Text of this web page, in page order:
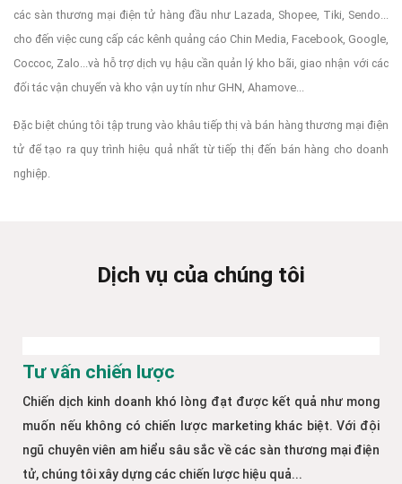
các sàn thương mại điện tử hàng đầu như Lazada, Shopee, Tiki, Sendo...
cho đến việc cung cấp các kênh quảng cáo Chin Media, Facebook, Google,
Coccoc, Zalo...và hỗ trợ dịch vụ hậu cần quản lý kho bãi, giao nhận với các
đối tác vận chuyển và kho vận uy tín như GHN, Ahamove...
Đặc biệt chúng tôi tập trung vào khâu tiếp thị và bán hàng thương mại điện
tử để tạo ra quy trình hiệu quả nhất từ tiếp thị đến bán hàng cho doanh
nghiệp.
Dịch vụ của chúng tôi
Tư vấn chiến lược
Chiến dịch kinh doanh khó lòng đạt được kết quả như mong
muốn nếu không có chiến lược marketing khác biệt. Với đội
ngũ chuyên viên am hiểu sâu sắc về các sàn thương mại điện
tử, chúng tôi xây dựng các chiến lược hiệu quả...